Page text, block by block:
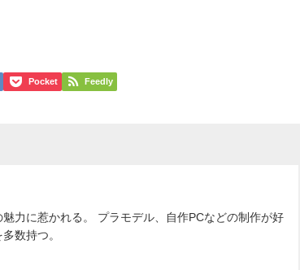
Pocket Feedly
力に惹かれる。 プラモデル、自作PCなどの制作が好
数持つ。